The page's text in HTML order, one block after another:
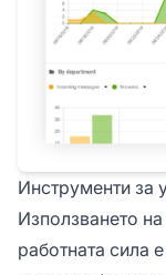
Инструменти за
Използването
работната сила